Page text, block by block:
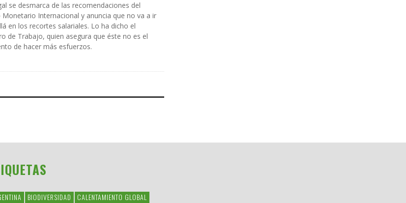
se desmarca de las recomendaciones del
Monetario Internacional y anuncia que no va a ir
en los recortes salariales. Lo ha dicho el
de Trabajo, quien asegura que éste no es el
de hacer más esfuerzos.
BIODIVERSIDAD CALENTAMIENTO GLOBAL